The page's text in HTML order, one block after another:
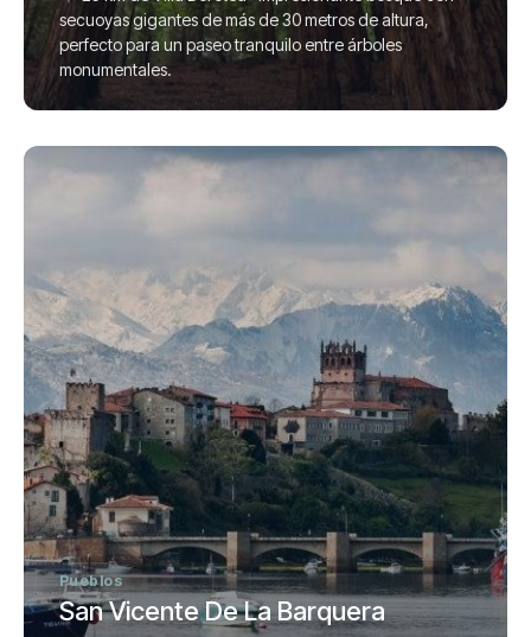
secuoyas gigantes de más de 30 metros de altura,
perfecto para un paseo tranquilo entre árboles
monumentales.
Pueblos
San Vicente De La Barquera